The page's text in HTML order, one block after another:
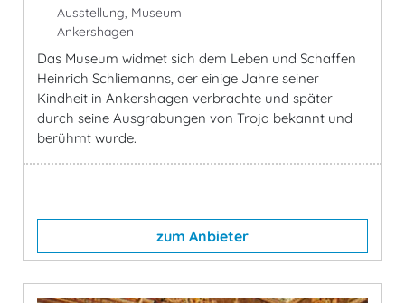
Ausstellung, Museum
Ankershagen
Das Museum widmet sich dem Leben und Schaffen
Heinrich Schliemanns, der einige Jahre seiner
Kindheit in Ankershagen verbrachte und später
durch seine Ausgrabungen von Troja bekannt und
berühmt wurde.
zum Anbieter